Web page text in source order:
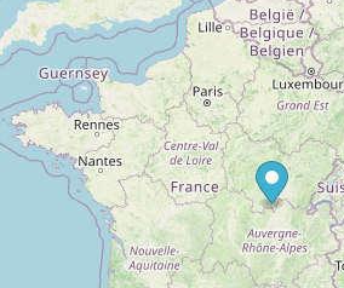
La chapelle avec sa remarquable
de l'artiste Marc-Camille
marbre de Carrare du sculpteur
appartenant au mausolée que le
souhaitait édifier dans l'église
divers éléments mobiliers provenant
Cluny.
La salle Saint-Lazare et ses salles
renfermant de nombreux
l'établissement.
Dans l'aile sud du bâtiment,